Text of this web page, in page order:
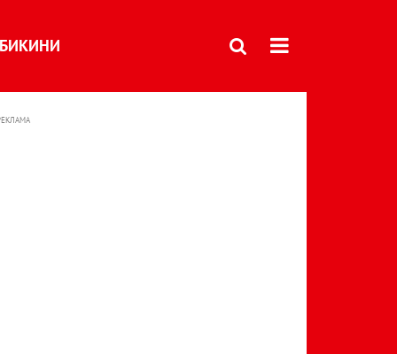
БИКИНИ